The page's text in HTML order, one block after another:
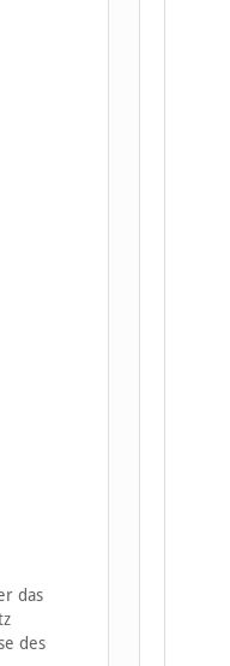
das
des